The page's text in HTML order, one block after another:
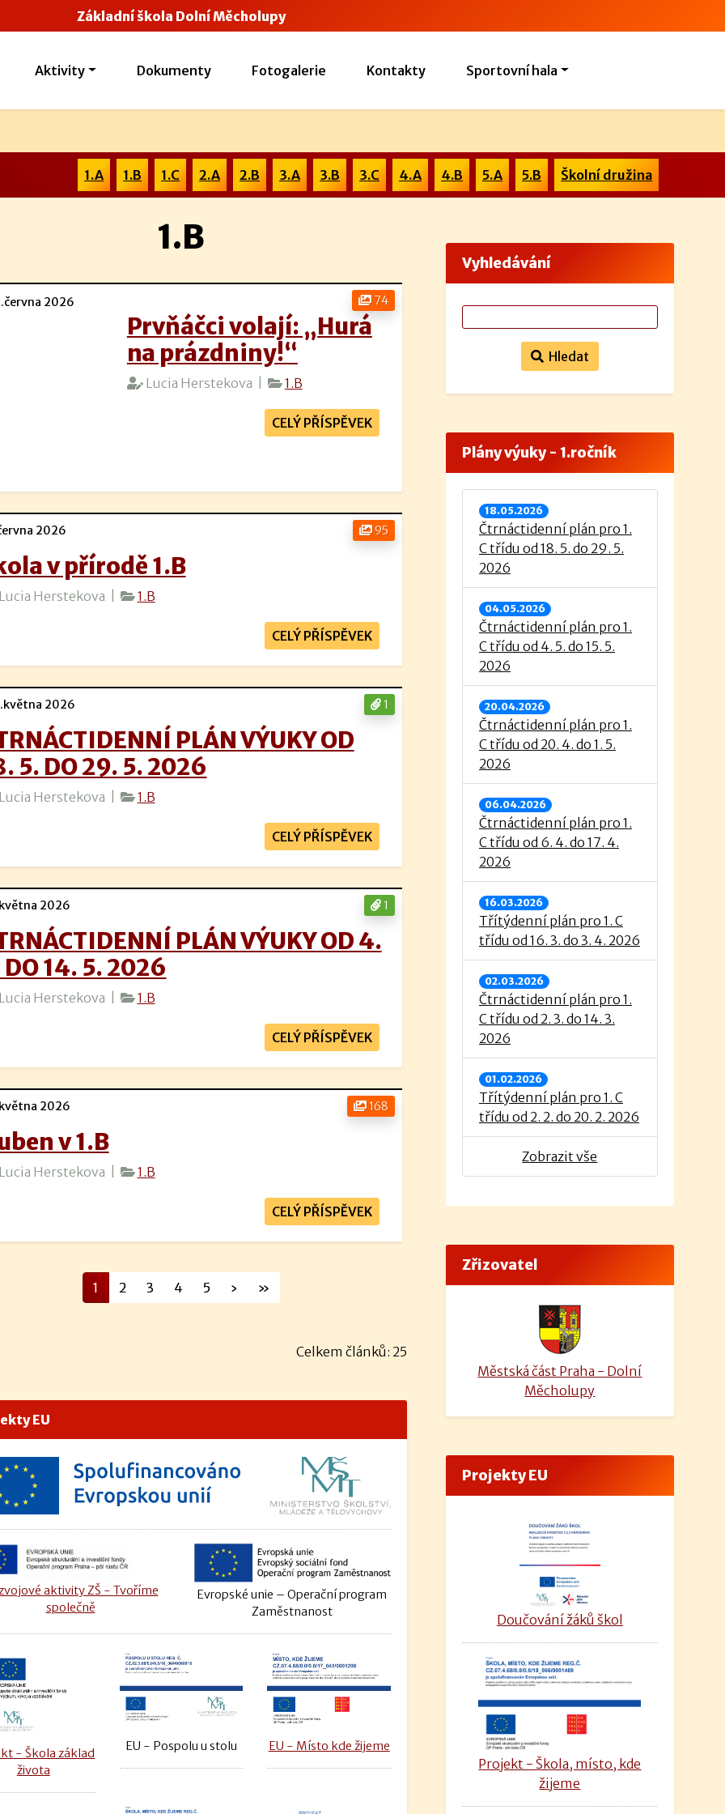
Základní škola Dolní Měcholupy
Aktivity Dokumenty Fotogalerie Kontakty Sportovní hala
1.A 1.B 1.C 2.A 2.B 3.A 3.B 3.C 4.A 4.B 5.A 5.B Školní družina
1.B
74
2026
Prvňáčci volají: „Hurá
na prázdniny!“
Lucia Herstekova | 1.B
CELÝ PŘÍSPĚVEK
95
2026
v přírodě 1.B
Herstekova | 1.B
CELÝ PŘÍSPĚVEK
1
2026
PLÁN VÝUKY OD
5. DO 29. 5. 2026
Herstekova | 1.B
CELÝ PŘÍSPĚVEK
1
2026
PLÁN VÝUKY OD 4.
DO 14. 5. 2026
Herstekova | 1.B
CELÝ PŘÍSPĚVEK
168
2026
v 1.B
Herstekova | 1.B
CELÝ PŘÍSPĚVEK
1 2 3 4 5 › »
Celkem článků: 25
EU
aktivity ZŠ - Tvoříme
společně
Evropské unie – Operační program
Zaměstnanost
- Škola základ
života
EU - Pospolu u stolu EU - Místo kde žijeme
Vyhledávání
Hledat
Plány výuky - 1.ročník
18.05.2026
Čtrnáctidenní plán pro 1.
C třídu od 18. 5. do 29. 5.
2026
04.05.2026
Čtrnáctidenní plán pro 1.
C třídu od 4. 5. do 15. 5.
2026
20.04.2026
Čtrnáctidenní plán pro 1.
C třídu od 20. 4. do 1. 5.
2026
06.04.2026
Čtrnáctidenní plán pro 1.
C třídu od 6. 4. do 17. 4.
2026
16.03.2026
Třítýdenní plán pro 1. C
třídu od 16. 3. do 3. 4. 2026
02.03.2026
Čtrnáctidenní plán pro 1.
C třídu od 2. 3. do 14. 3.
2026
01.02.2026
Třítýdenní plán pro 1. C
třídu od 2. 2. do 20. 2. 2026
Zobrazit vše
Zřizovatel
Městská část Praha - Dolní
Měcholupy
Projekty EU
Doučování žáků škol
Projekt - Škola, místo, kde
žijeme